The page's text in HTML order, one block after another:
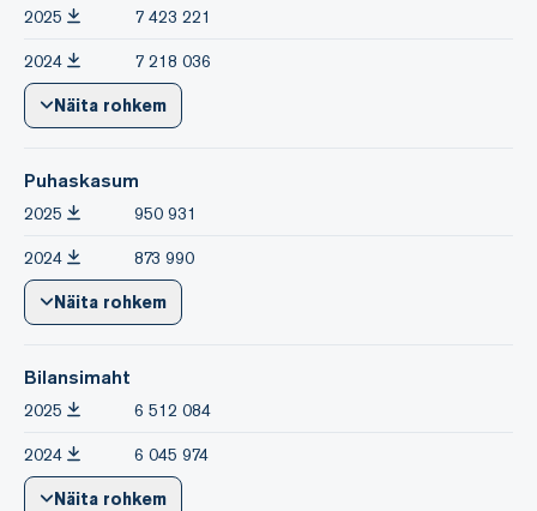
2025 7 423 221
2024 7 218 036
Näita rohkem
Puhaskasum
2025 950 931
2024 873 990
Näita rohkem
Bilansimaht
2025 6 512 084
2024 6 045 974
Näita rohkem